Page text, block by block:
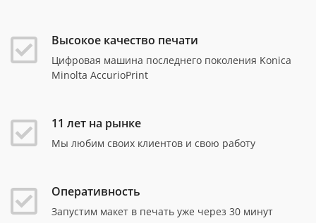
Высокое качество печати
Цифровая машина последнего поколения Konica
Minolta AccurioPrint
11 лет на рынке
Мы любим своих клиентов и свою работу
Оперативность
Запустим макет в печать уже через 30 минут